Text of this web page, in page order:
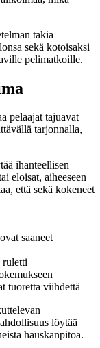
takia
sekä kotoisaksi
pelimatkoille.
pelaajat tajuavat
tarjonnalla,
ihanteellisen
eloisat, aiheeseen
että sekä kokeneet
saaneet
ruletti
tuoretta viihdettä
löytää
hauskanpitoa.